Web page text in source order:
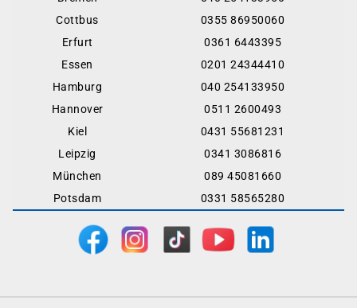
Cottbus
0355 86950060
Erfurt
0361 6443395
Essen
0201 24344410
Hamburg
040 254133950
Hannover
0511 2600493
Kiel
0431 55681231
Leipzig
0341 3086816
München
089 45081660
Potsdam
0331 58565280